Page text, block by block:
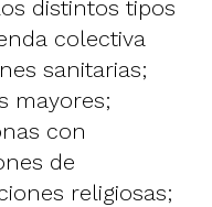
distintos tipos
colectiva
sanitarias;
mayores;
con
de
religiosas;